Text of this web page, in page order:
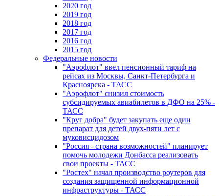
2020 год
2019 год
2018 год
2017 год
2016 год
2015 год
Федеральные новости
"Аэрофлот" ввел пенсионный тариф на
рейсах из Москвы, Санкт-Петербурга и
Красноярска - ТАСС
"Аэрофлот" снизил стоимость
субсидируемых авиабилетов в ДФО на 25% -
ТАСС
"Круг добра" будет закупать еще один
препарат для детей двух-пяти лет с
муковисцидозом
"Россия - страна возможностей" планирует
помочь молодежи Донбасса реализовать
свои проекты - ТАСС
"Ростех" начал производство роутеров для
создания защищенной информационной
инфраструктуры - ТАСС